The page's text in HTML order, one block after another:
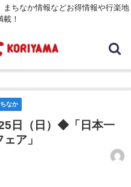
まちなか情報などお得情報や行楽地
載！
なか
日（日）◆「日本一
ア」